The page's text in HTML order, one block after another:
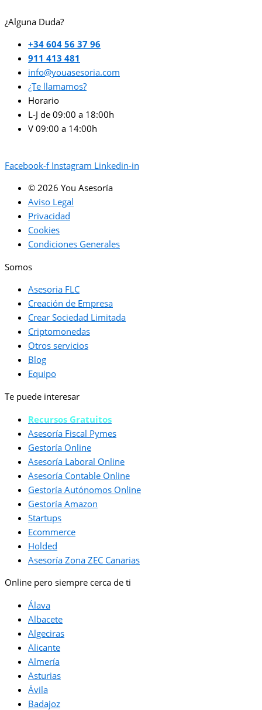
¿Alguna Duda?
+34 604 56 37 96
911 413 481
info@youasesoria.com
¿Te llamamos?
Horario
L-J de 09:00 a 18:00h
V 09:00 a 14:00h
Facebook-f Instagram Linkedin-in
© 2026 You Asesoría
Aviso Legal
Privacidad
Cookies
Condiciones Generales
Somos
Asesoria FLC
Creación de Empresa
Crear Sociedad Limitada
Criptomonedas
Otros servicios
Blog
Equipo
Te puede interesar
Recursos Gratuitos
Asesoría Fiscal Pymes
Gestoría Online
Asesoría Laboral Online
Asesoría Contable Online
Gestoría Autónomos Online
Gestoría Amazon
Startups
Ecommerce
Holded
Asesoría Zona ZEC Canarias
Online pero siempre cerca de ti
Álava
Albacete
Algeciras
Alicante
Almería
Asturias
Ávila
Badajoz